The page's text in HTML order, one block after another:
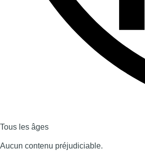
Tous les âges
Aucun contenu préjudiciable.